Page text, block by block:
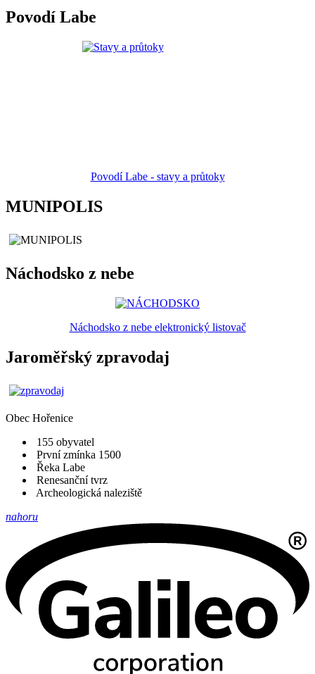
Povodí Labe
Povodí Labe - stavy a průtoky
MUNIPOLIS
Náchodsko z nebe
Náchodsko z nebe elektronický listovač
Jaroměřský zpravodaj
Obec Hořenice
155 obyvatel
První zmínka 1500
Řeka Labe
Renesanční tvrz
Archeologická naleziště
nahoru